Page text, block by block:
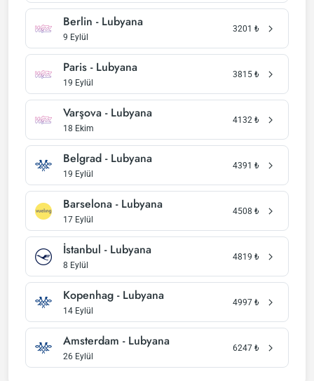
Berlin - Lubyana
9 Eylül
3201 ₺
Paris - Lubyana
19 Eylül
3815 ₺
Varşova - Lubyana
18 Ekim
4132 ₺
Belgrad - Lubyana
19 Eylül
4391 ₺
Barselona - Lubyana
17 Eylül
4508 ₺
İstanbul - Lubyana
8 Eylül
4819 ₺
Kopenhag - Lubyana
14 Eylül
4997 ₺
Amsterdam - Lubyana
26 Eylül
6247 ₺